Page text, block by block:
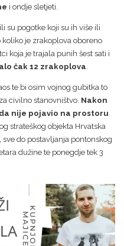
i ondje sletjeti.
su pogotke koji su ih više ili
je zrakoplova oboreno
koja je trajala punih šest sati i
čak 12 zrakoplova
te bi osim vojnog gubitka to
civilno stanovništvo. Nakon
nije pojavio na prostoru
strateškog objekta Hrvatska
do postavljanja pontonskog
dužine te ponegdje tek 3